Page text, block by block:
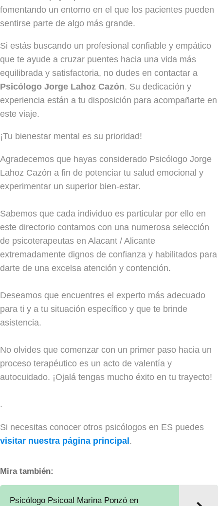
fomentando un entorno en el que los pacientes pueden
sentirse parte de algo más grande.
Si estás buscando un profesional confiable y empático
que te ayude a cruzar puentes hacia una vida más
equilibrada y satisfactoria, no dudes en contactar a
Psicólogo Jorge Lahoz Cazón. Su dedicación y
experiencia están a tu disposición para acompañarte en
este viaje.
¡Tu bienestar mental es su prioridad!
Agradecemos que hayas considerado Psicólogo Jorge
Lahoz Cazón a fin de potenciar tu salud emocional y
experimentar un superior bien-estar.
Sabemos que cada individuo es particular por ello en
este directorio contamos con una numerosa selección
de psicoterapeutas en Alacant / Alicante
extremadamente dignos de confianza y habilitados para
darte de una excelsa atención y contención.
Deseamos que encuentres el experto más adecuado
para ti y a tu situación específico y que te brinde
asistencia.
No olvides que comenzar con un primer paso hacia un
proceso terapéutico es un acto de valentía y
autocuidado. ¡Ojalá tengas mucho éxito en tu trayecto!
.
Si necesitas conocer otros psicólogos en ES puedes
visitar nuestra página principal.
Mira también:
Psicólogo Psicoal Marina Ponzó en